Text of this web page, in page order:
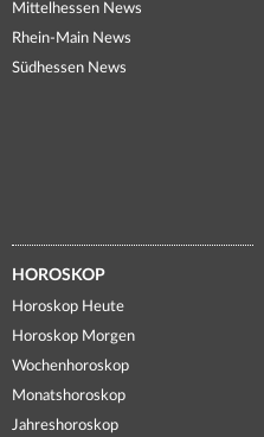
Mittelhessen News
Rhein-Main News
Südhessen News
HOROSKOP
Horoskop Heute
Horoskop Morgen
Wochenhoroskop
Monatshoroskop
Jahreshoroskop